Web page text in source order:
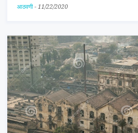
आठवणी - 11/22/2020